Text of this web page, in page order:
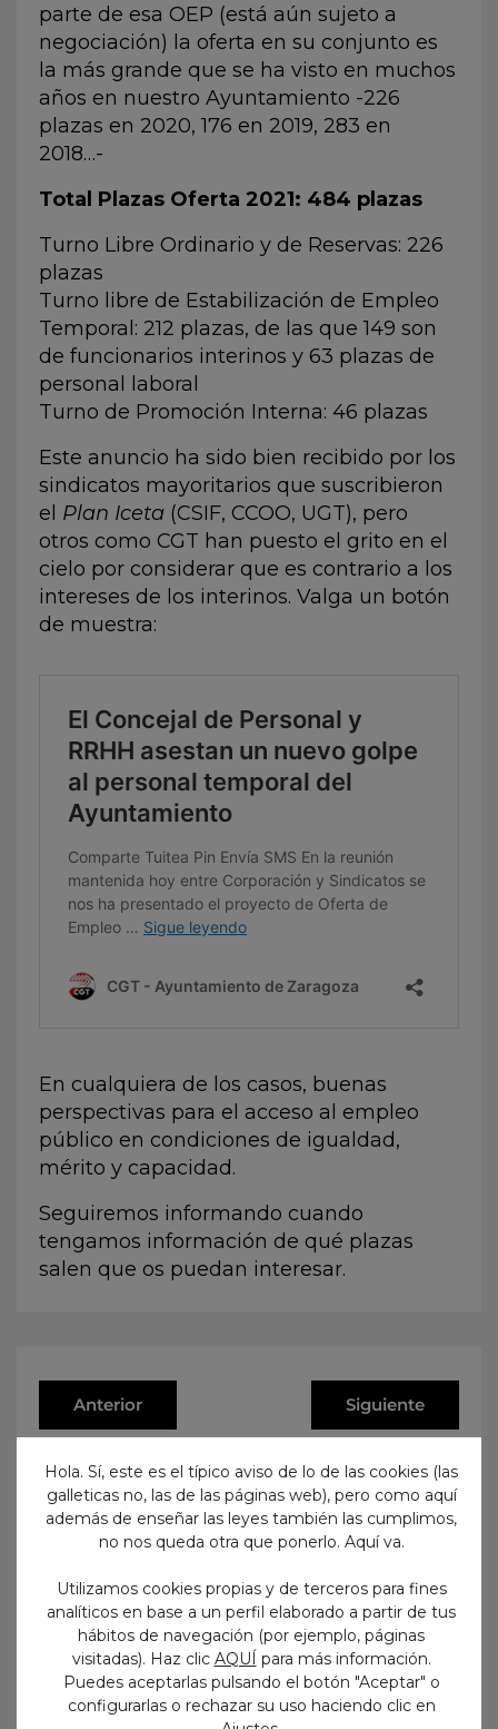
parte de esa OEP (está aún sujeto a
negociación) la oferta en su conjunto es
la más grande que se ha visto en muchos
años en nuestro Ayuntamiento -226
plazas en 2020, 176 en 2019, 283 en
2018…-
Total Plazas Oferta 2021: 484 plazas
Turno Libre Ordinario y de Reservas: 226
plazas
Turno libre de Estabilización de Empleo
Temporal: 212 plazas, de las que 149 son
de funcionarios interinos y 63 plazas de
personal laboral
Turno de Promoción Interna: 46 plazas
Este anuncio ha sido bien recibido por los
sindicatos mayoritarios que suscribieron
el Plan Iceta (CSIF, CCOO, UGT), pero
otros como CGT han puesto el grito en el
cielo por considerar que es contrario a los
intereses de los interinos. Valga un botón
de muestra:
En cualquiera de los casos, buenas
perspectivas para el acceso al empleo
público en condiciones de igualdad,
mérito y capacidad.
Seguiremos informando cuando
tengamos información de qué plazas
salen que os puedan interesar.
Anterior Siguiente
No te pierdas nada
¡Suscríbete para recibir en tu
email todo lo que vayamos
publicando en nuestro blog!
Hola. Sí, este es el típico aviso de lo de las cookies (las
galleticas no, las de las páginas web), pero como aquí
además de enseñar las leyes también las cumplimos,
no nos queda otra que ponerlo. Aquí va.
Utilizamos cookies propias y de terceros para fines
analíticos en base a un perfil elaborado a partir de tus
hábitos de navegación (por ejemplo, páginas
visitadas). Haz clic AQUÍ para más información.
Puedes aceptarlas pulsando el botón "Aceptar" o
configurarlas o rechazar su uso haciendo clic en